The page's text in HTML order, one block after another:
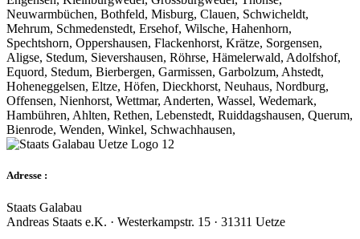
Neuwarmbüchen, Bothfeld, Misburg, Clauen, Schwicheldt,
Mehrum, Schmedenstedt, Ersehof, Wilsche, Hahenhorn,
Spechtshorn, Oppershausen, Flackenhorst, Krätze, Sorgensen,
Aligse, Stedum, Sievershausen, Röhrse, Hämelerwald, Adolfshof,
Equord, Stedum, Bierbergen, Garmissen, Garbolzum, Ahstedt,
Hoheneggelsen, Eltze, Höfen, Dieckhorst, Neuhaus, Nordburg,
Offensen, Nienhorst, Wettmar, Anderten, Wassel, Wedemark,
Hambühren, Ahlten, Rethen, Lebenstedt, Ruiddagshausen, Querum,
Bienrode, Wenden, Winkel, Schwachhausen,
Adresse :
Staats Galabau
Andreas Staats e.K. · Westerkampstr. 15 · 31311 Uetze